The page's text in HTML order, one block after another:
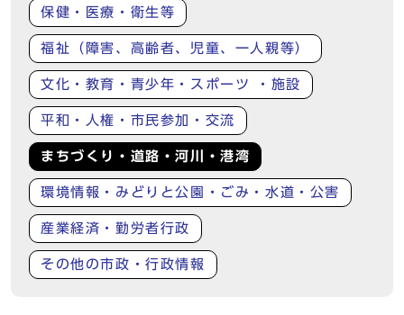
保健・医療・衛生等
福祉（障害、高齢者、児童、一人親等）
文化・教育・青少年・スポーツ ・施設
平和・人権・市民参加・交流
まちづくり・道路・河川・港湾
環境情報・みどりと公園・ごみ・水道・公害
産業経済・勤労者行政
その他の市政・行政情報